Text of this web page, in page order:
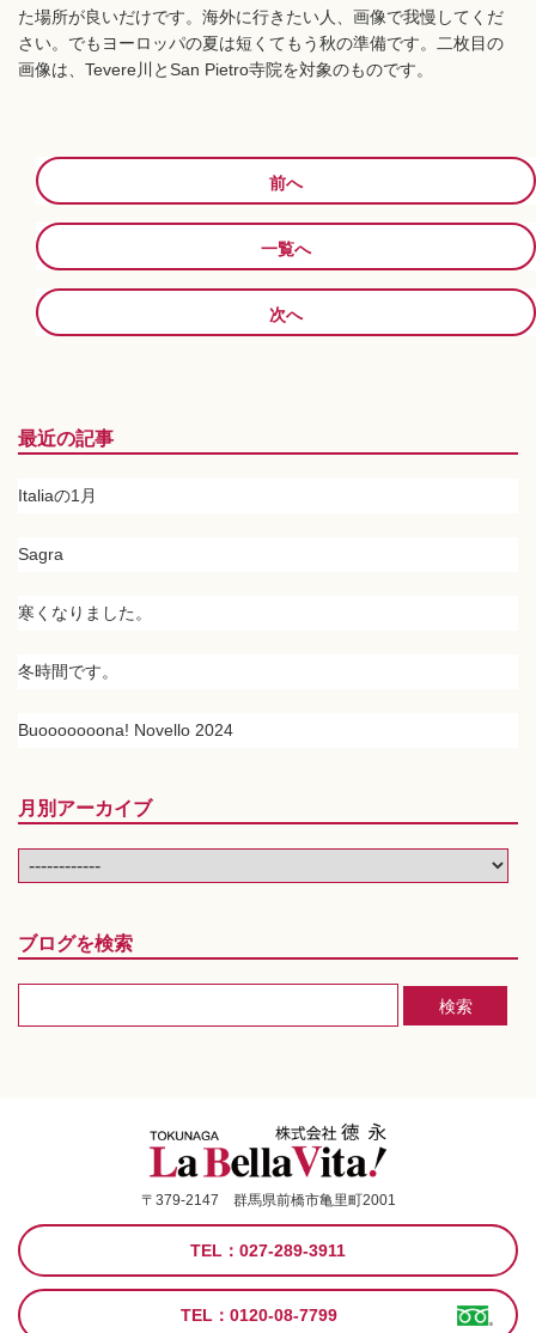
た場所が良いだけです。海外に行きたい人、画像で我慢してくだ
さい。でもヨーロッパの夏は短くてもう秋の準備です。二枚目の
画像は、Tevere川とSan Pietro寺院を対象のものです。
前へ
一覧へ
次へ
最近の記事
Italiaの1月
Sagra
寒くなりました。
冬時間です。
Buooooooona! Novello 2024
月別アーカイブ
ブログを検索
〒379-2147 群馬県前橋市亀里町2001
TEL：027-289-3911
TEL：0120-08-7799